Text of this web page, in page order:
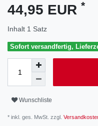
44,95 EUR *
Inhalt 1 Satz
Sofort versandfertig,
Wunschliste
* inkl. ges. MwSt. zzgl.